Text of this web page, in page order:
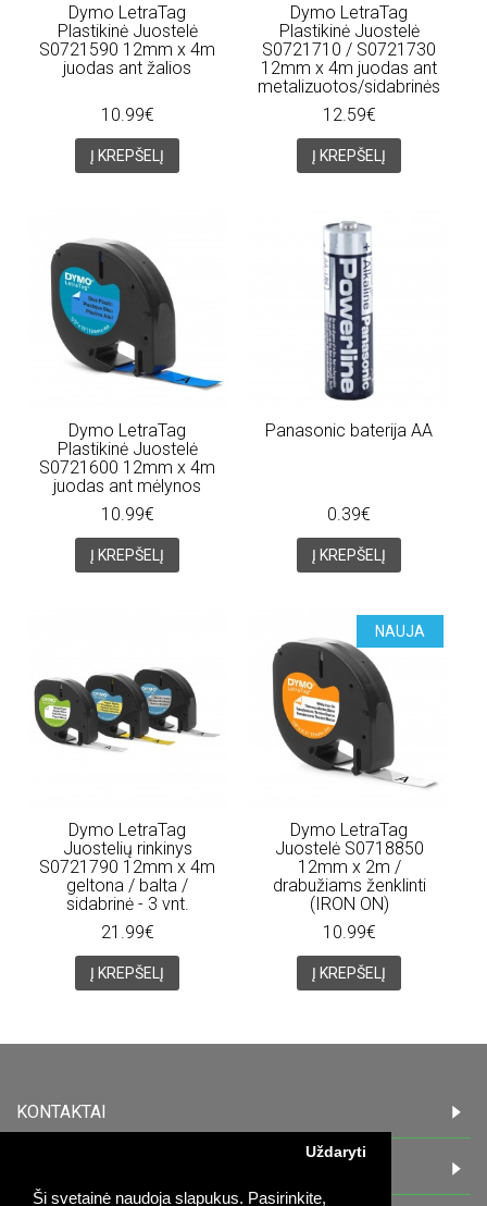
Ši svetainė naudoja slapukus. Pasirinkite,
Uždaryti
Dymo LetraTag
Plastikinė Juostelė
S0721590 12mm x 4m
juodas ant žalios
10.99€
Į KREPŠELĮ
Dymo LetraTag
Plastikinė Juostelė
S0721710 / S0721730
12mm x 4m juodas ant
metalizuotos/sidabrinės
12.59€
Į KREPŠELĮ
Dymo LetraTag
Plastikinė Juostelė
S0721600 12mm x 4m
juodas ant mėlynos
10.99€
Į KREPŠELĮ
Panasonic baterija AA
0.39€
Į KREPŠELĮ
Dymo LetraTag
Juostelių rinkinys
S0721790 12mm x 4m
geltona / balta /
sidabrinė - 3 vnt.
21.99€
Į KREPŠELĮ
NAUJA
Dymo LetraTag
Juostelė S0718850
12mm x 2m /
drabužiams ženklinti
(IRON ON)
10.99€
Į KREPŠELĮ
KONTAKTAI